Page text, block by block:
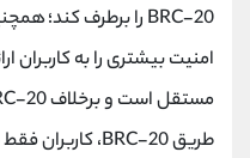
BRC-20 را برطرف کند؛
امنیت بیشتری را به کاربران
مستقل است و برخلاف20
طریقBRC-20، کاربران